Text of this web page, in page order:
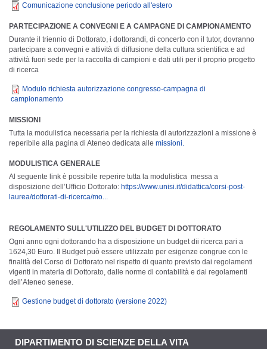
Comunicazione conclusione periodo all'estero
PARTECIPAZIONE A CONVEGNI E A CAMPAGNE DI CAMPIONAMENTO
Durante il triennio di Dottorato, i dottorandi, di concerto con il tutor, dovranno
partecipare a convegni e attività di diffusione della cultura scientifica e ad
attività fuori sede per la raccolta di campioni e dati utili per il proprio progetto
di ricerca
Modulo richiesta autorizzazione congresso-campagna di
campionamento
MISSIONI
Tutta la modulistica necessaria per la richiesta di autorizzazioni a missione è
reperibile alla pagina di Ateneo dedicata alle missioni.
MODULISTICA GENERALE
Al seguente link è possibile reperire tutta la modulistica messa a
disposizione dell’Ufficio Dottorato: https://www.unisi.it/didattica/corsi-post-
laurea/dottorati-di-ricerca/mo...
REGOLAMENTO SULL'UTILIZZO DEL BUDGET DI DOTTORATO
Ogni anno ogni dottorando ha a disposizione un budget dii ricerca pari a
1624,30 Euro. Il Budget può essere utilizzato per esigenze congrue con le
finalità del Corso di Dottorato nel rispetto di quanto previsto dai regolamenti
vigenti in materia di Dottorato, dalle norme di contabilità e dai regolamenti
dell’Ateneo senese.
Gestione budget di dottorato (versione 2022)
DIPARTIMENTO DI SCIENZE DELLA VITA